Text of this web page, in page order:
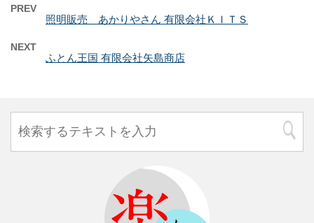
PREV
照明販売 あかりやさん 有限会社ＫＩＴＳ
NEXT
ふとん王国 有限会社矢島商店